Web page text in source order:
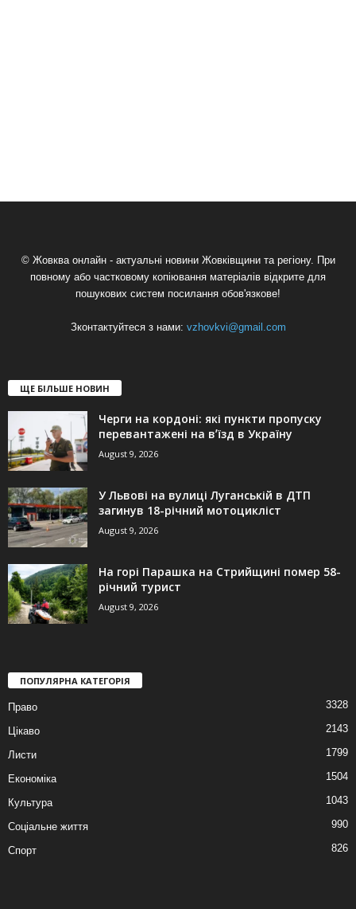
© Жовква онлайн - актуальні новини Жовківщини та регіону. При
повному або частковому копіювання матеріалів відкрите для
пошукових систем посилання обов'язкове!
Зконтактуйтеся з нами: vzhovkvi@gmail.com
ЩЕ БІЛЬШЕ НОВИН
Черги на кордоні: які пункти пропуску
перевантажені на вʼїзд в Україну
August 9, 2026
У Львові на вулиці Луганській в ДТП
загинув 18-річний мотоцикліст
August 9, 2026
На горі Парашка на Стрийщині помер 58-
річний турист
August 9, 2026
ПОПУЛЯРНА КАТЕГОРІЯ
Право 3328
Цікаво 2143
Листи 1799
Економіка 1504
Культура 1043
Соціальне життя 990
Спорт 826